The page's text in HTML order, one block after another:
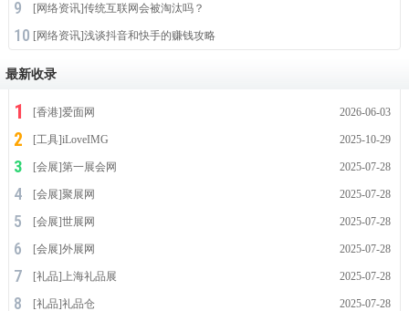
[网络资讯]传统互联网会被淘汰吗？
[网络资讯]浅谈抖音和快手的赚钱攻略
最新收录
[香港]爱面网 2026-06-03
[工具]iLoveIMG 2025-10-29
[会展]第一展会网 2025-07-28
[会展]聚展网 2025-07-28
[会展]世展网 2025-07-28
[会展]外展网 2025-07-28
[礼品] 上海礼品展 2025-07-28
[礼品]礼品仓 2025-07-28